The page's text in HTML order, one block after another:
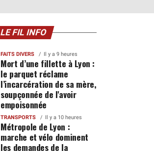
LE FIL INFO
FAITS DIVERS Il y a 9 heures
Mort d’une fillette à Lyon :
le parquet réclame
l’incarcération de sa mère,
soupçonnée de l'avoir
empoisonnée
TRANSPORTS Il y a 10 heures
Métropole de Lyon :
marche et vélo dominent
les demandes de la